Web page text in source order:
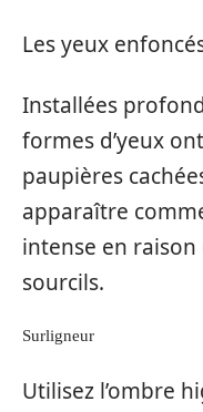
Les yeux
Installées
formes d’yeux
paupières
apparaître
intense en
sourcils.
Surligneur
Utilisez l’ombre